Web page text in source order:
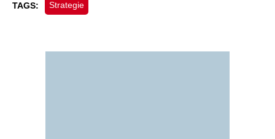
TAGS: Strategie